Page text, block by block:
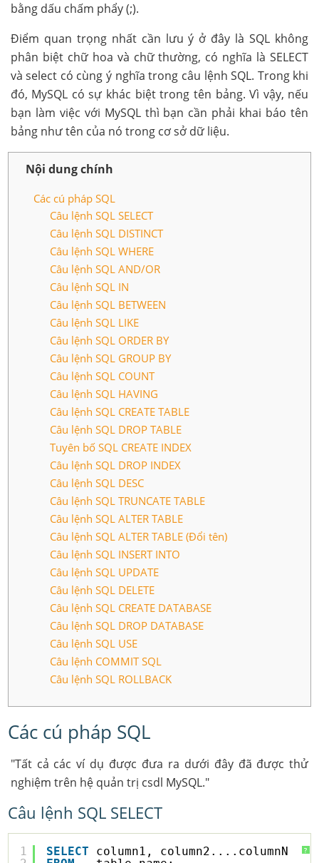
bằng dấu chấm phẩy (;).
Điểm quan trọng nhất cần lưu ý ở đây là SQL không
phân biệt chữ hoa và chữ thường, có nghĩa là SELECT
và select có cùng ý nghĩa trong câu lệnh SQL. Trong khi
đó, MySQL có sự khác biệt trong tên bảng. Vì vậy, nếu
bạn làm việc với MySQL thì bạn cần phải khai báo tên
bảng như tên của nó trong cơ sở dữ liệu.
Nội dung chính
Các cú pháp SQL
Câu lệnh SQL SELECT
Câu lệnh SQL DISTINCT
Câu lệnh SQL WHERE
Câu lệnh SQL AND/OR
Câu lệnh SQL IN
Câu lệnh SQL BETWEEN
Câu lệnh SQL LIKE
Câu lệnh SQL ORDER BY
Câu lệnh SQL GROUP BY
Câu lệnh SQL COUNT
Câu lệnh SQL HAVING
Câu lệnh SQL CREATE TABLE
Câu lệnh SQL DROP TABLE
Tuyên bố SQL CREATE INDEX
Câu lệnh SQL DROP INDEX
Câu lệnh SQL DESC
Câu lệnh SQL TRUNCATE TABLE
Câu lệnh SQL ALTER TABLE
Câu lệnh SQL ALTER TABLE (Đổi tên)
Câu lệnh SQL INSERT INTO
Câu lệnh SQL UPDATE
Câu lệnh SQL DELETE
Câu lệnh SQL CREATE DATABASE
Câu lệnh SQL DROP DATABASE
Câu lệnh SQL USE
Câu lệnh COMMIT SQL
Câu lệnh SQL ROLLBACK
Các cú pháp SQL
"Tất cả các ví dụ được đưa ra dưới đây đã được thử
nghiệm trên hệ quản trị csdl MySQL."
Câu lệnh SQL SELECT
?
1
SELECT
column1, column2....columnN